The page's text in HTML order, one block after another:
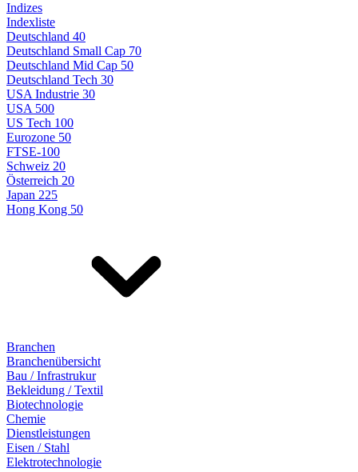
Indizes
Indexliste
Deutschland 40
Deutschland Small Cap 70
Deutschland Mid Cap 50
Deutschland Tech 30
USA Industrie 30
USA 500
US Tech 100
Eurozone 50
FTSE-100
Schweiz 20
Österreich 20
Japan 225
Hong Kong 50
Branchen
Branchenübersicht
Bau / Infrastrukur
Bekleidung / Textil
Biotechnologie
Chemie
Dienstleistungen
Eisen / Stahl
Elektrotechnologie